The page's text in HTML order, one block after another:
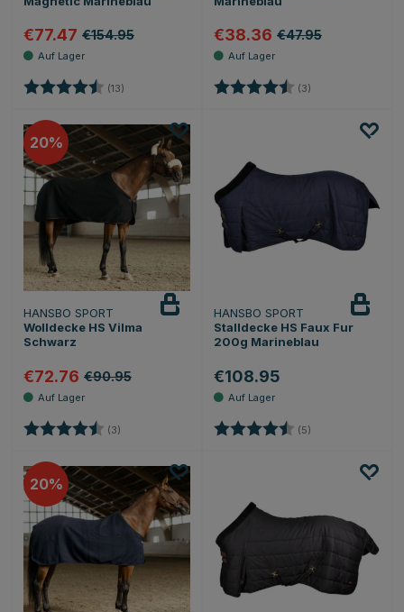
€77.47 €154.95
Bewertung: (13) 4.8 von 5 Sternen
€38.36 €47.95
Bewertung: (3)
20
HANSBO SPORT
Wolldecke HS Vilma
Schwarz
€72.76 €90.95
Bewertung: (3)
HANSBO SPORT
Stalldecke HS Faux Fur
200g Marineblau
€108.95
Bewertung: (5)
20